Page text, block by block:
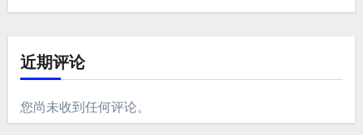
近期评论
您尚未收到任何评论。